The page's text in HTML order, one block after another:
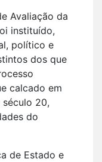
Avaliação da
instituído,
político e
dos que
calcado em
20,
do
de Estado e